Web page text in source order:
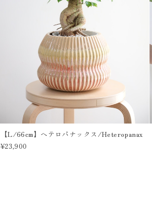
【L/66cm】ヘテロパナックス/Heteropanax
¥23,900